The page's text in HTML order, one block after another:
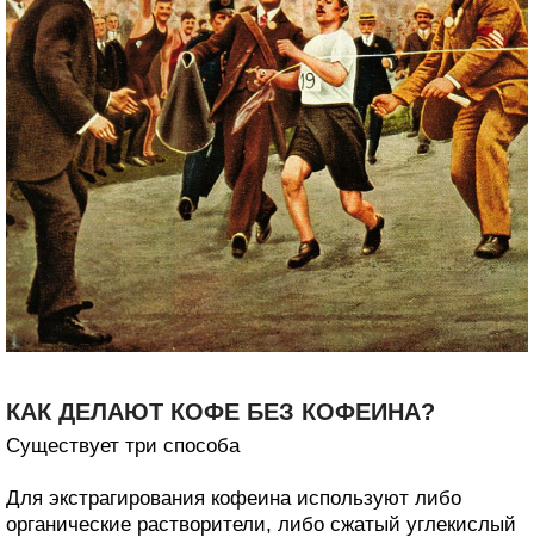
КАК ДЕЛАЮТ КОФЕ БЕЗ КОФЕИНА?
Существует три способа
Для экстрагирования кофеина используют либо
органические растворители, либо сжатый углекислый